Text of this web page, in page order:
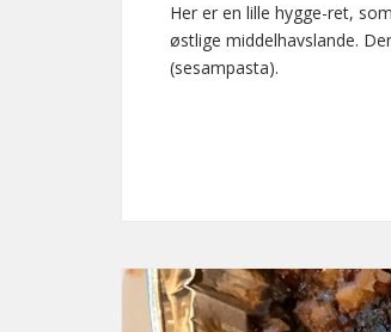
Her er en lille hygge-ret,
østlige middelhavslande.
(sesampasta).